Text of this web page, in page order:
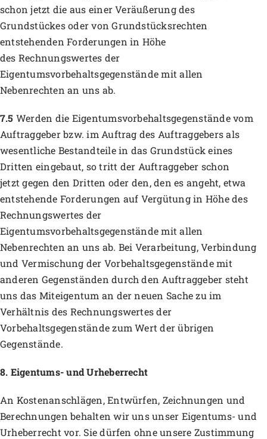
schon jetzt die aus einer Veräußerung des
Grundstückes oder von Grundstücksrechten
entstehenden Forderungen in Höhe
des Rechnungswertes der
Eigentumsvorbehaltsgegenstände mit allen
Nebenrechten an uns ab.
7.5 Werden die Eigentumsvorbehaltsgegenstände vom
Auftraggeber bzw. im Auftrag des Auftraggebers als
wesentliche Bestandteile in das Grundstück eines
Dritten eingebaut, so tritt der Auftraggeber schon
jetzt gegen den Dritten oder den, den es angeht, etwa
entstehende Forderungen auf Vergütung in Höhe des
Rechnungswertes der
Eigentumsvorbehaltsgegenstände mit allen
Nebenrechten an uns ab. Bei Verarbeitung, Verbindung
und Vermischung der Vorbehaltsgegenstände mit
anderen Gegenständen durch den Auftraggeber steht
uns das Miteigentum an der neuen Sache zu im
Verhältnis des Rechnungswertes der
Vorbehaltsgegenstände zum Wert der übrigen
Gegenstände.
8. Eigentums- und Urheberrecht
An Kostenanschlägen, Entwürfen, Zeichnungen und
Berechnungen behalten wir uns unser Eigentums- und
Urheberrecht vor. Sie dürfen ohne unsere Zustimmung